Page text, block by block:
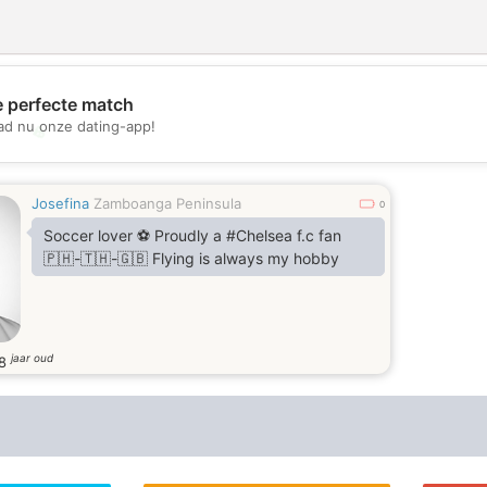
💖
perfecte match
nu onze dating-app!
Josefina Zamboanga Peninsula 0
Soccer lover ⚽️ Proudly a #Chelsea f.c fan
🇵🇭-🇹🇭-🇬🇧 Flying is always my hobby
jaar oud